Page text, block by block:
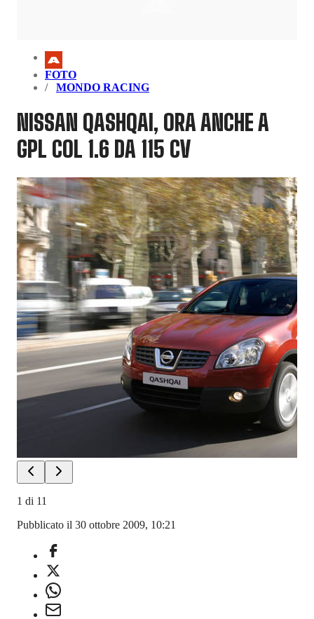
FOTO
MONDO RACING
NISSAN QASHQAI, ORA ANCHE A
GPL COL 1.6 DA 115 CV
1 di 11
Pubblicato il 30 ottobre 2009, 10:21